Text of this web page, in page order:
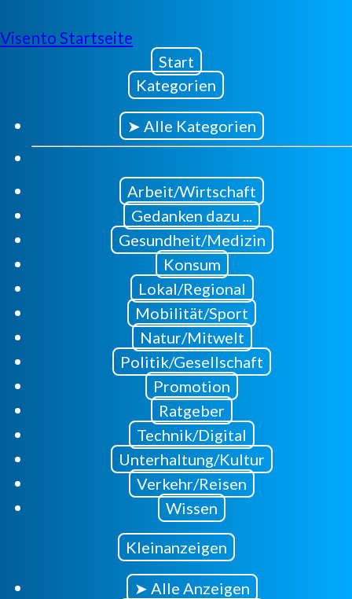
Visento Startseite
Start
Kategorien
➤ Alle Kategorien
Arbeit/Wirtschaft
Gedanken dazu ...
Gesundheit/Medizin
Konsum
Lokal/Regional
Mobilität/Sport
Natur/Mitwelt
Politik/Gesellschaft
Promotion
Ratgeber
Technik/Digital
Unterhaltung/Kultur
Verkehr/Reisen
Wissen
Kleinanzeigen
➤ Alle Anzeigen